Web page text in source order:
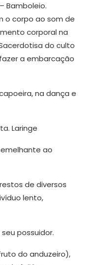
– Bamboleio.
o corpo ao som de
corporal na
do culto
a embarcação
na dança e
Laringe
ao
de diversos
lento,
possuidor.
do anduzeiro),